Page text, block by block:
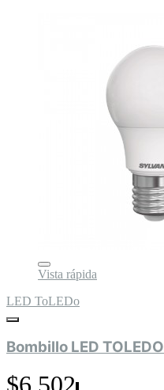
Vista rápida
LED ToLEDo
Bombillo LED